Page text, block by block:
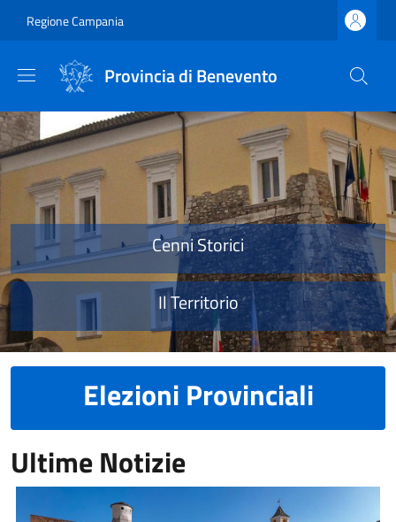
Regione Campania
Provincia di Benevento
Provincia di Benevento
Cenni Storici
Il Territorio
Elezioni Provinciali
Ultime Notizie